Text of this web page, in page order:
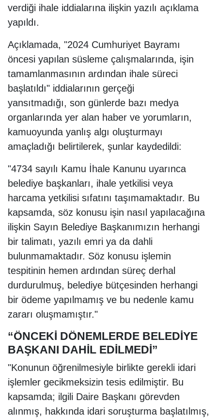
verdiği ihale iddialarına ilişkin yazılı açıklama
yapıldı.
Açıklamada, "2024 Cumhuriyet Bayramı
öncesi yapılan süsleme çalışmalarında, işin
tamamlanmasının ardından ihale süreci
başlatıldı" iddialarının gerçeği
yansıtmadığı, son günlerde bazı medya
organlarında yer alan haber ve yorumların,
kamuoyunda yanlış algı oluşturmayı
amaçladığı belirtilerek, şunlar kaydedildi:
"4734 sayılı Kamu İhale Kanunu uyarınca
belediye başkanları, ihale yetkilisi veya
harcama yetkilisi sıfatını taşımamaktadır. Bu
kapsamda, söz konusu işin nasıl yapılacağına
ilişkin Sayın Belediye Başkanımızın herhangi
bir talimatı, yazılı emri ya da dahli
bulunmamaktadır. Söz konusu işlemin
tespitinin hemen ardından süreç derhal
durdurulmuş, belediye bütçesinden herhangi
bir ödeme yapılmamış ve bu nedenle kamu
zararı oluşmamıştır."
“ÖNCEKİ DÖNEMLERDE BELEDİYE
BAŞKANI DAHİL EDİLMEDİ”
"Konunun öğrenilmesiyle birlikte gerekli idari
işlemler gecikmeksizin tesis edilmiştir. Bu
kapsamda; ilgili Daire Başkanı görevden
alınmış, hakkında idari soruşturma başlatılmış,